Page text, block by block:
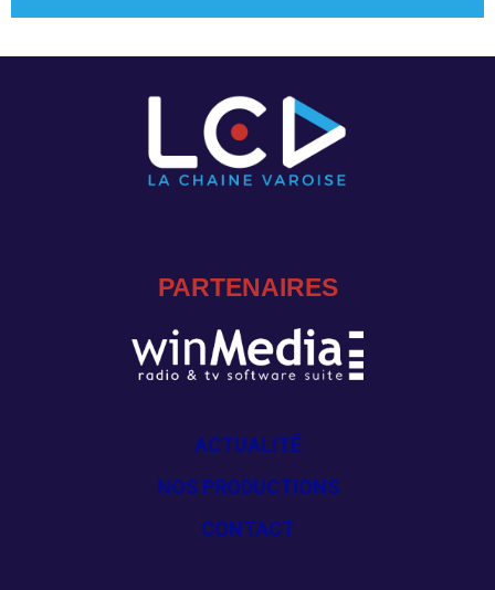
PARTENAIRES
ACTUALITÉ
NOS PRODUCTIONS
CONTACT